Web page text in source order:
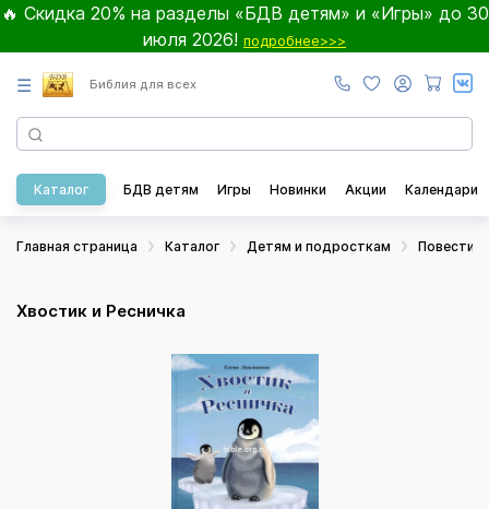
🔥 Скидка 20% на разделы «БДВ детям» и «Игры» до 30
июля 2026! подробнее>>>
☰ Библия для всех
Каталог БДВ детям Игры Новинки Акции Календари
Главная страница Каталог Детям и подросткам Повести
Хвостик и Ресничка